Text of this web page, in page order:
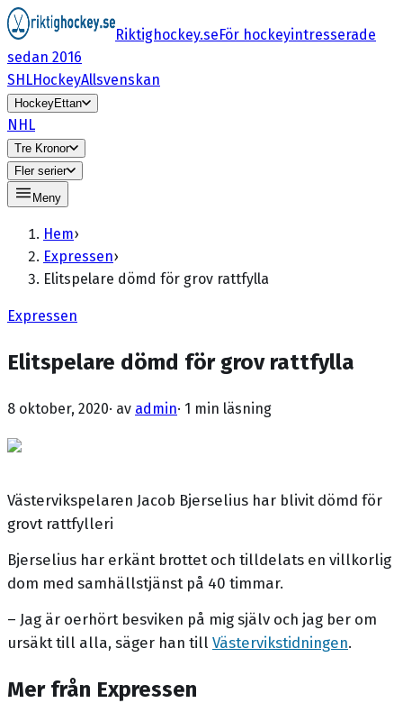
Riktighockey.seFör hockeyintresserade
sedan 2016
SHLHockeyAllsvenskan
HockeyEttan
NHL
Tre Kronor
Fler serier
Meny
Hem›
Expressen›
Elitspelare dömd för grov rattfylla
Expressen
Elitspelare dömd för grov rattfylla
8 oktober, 2020· av admin· 1 min läsning
Västervikspelaren Jacob Bjerselius har blivit dömd för
grovt rattfylleri
Bjerselius har erkänt brottet och tilldelats en villkorlig
dom med samhällstjänst på 40 timmar.
– Jag är oerhört besviken på mig själv och jag ber om
ursäkt till alla, säger han till Västervikstidningen.
Mer från Expressen